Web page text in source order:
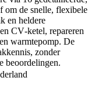
om de snelle, flexibele
en heldere
CV‑ketel, repareren
warmtepomp. De
zonder
beoordelingen.